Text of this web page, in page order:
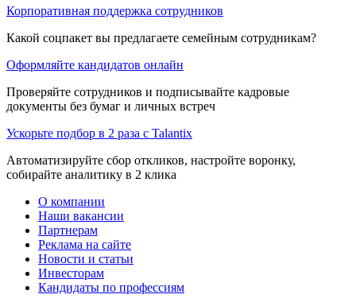
Корпоративная поддержка сотрудников
Какой соцпакет вы предлагаете семейным сотрудникам?
Оформляйте кандидатов онлайн
Проверяйте сотрудников и подписывайте кадровые
документы без бумаг и личных встреч
Ускорьте подбор в 2 раза с Talantix
Автоматизируйте сбор откликов, настройте воронку,
собирайте аналитику в 2 клика
О компании
Наши вакансии
Партнерам
Реклама на сайте
Новости и статьи
Инвесторам
Кандидаты по профессиям